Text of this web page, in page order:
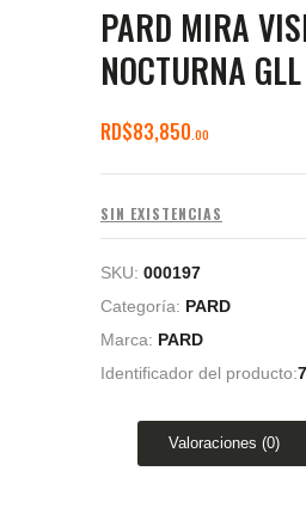
PARD MIRA
NOCTURNA GLL
RD$83,850 00
SIN EXISTENCIAS
SKU: 000197
Categoría: PARD
Marca: PARD
Identificador del producto:
Valoraciones (0)